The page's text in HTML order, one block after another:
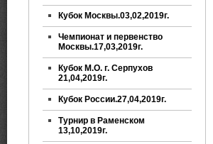
Кубок Москвы.03,02,2019г.
Чемпионат и первенство
Москвы.17,03,2019г.
Кубок М.О. г. Серпухов
21,04,2019г.
Кубок России.27,04,2019г.
Турнир в Раменском
13,10,2019г.